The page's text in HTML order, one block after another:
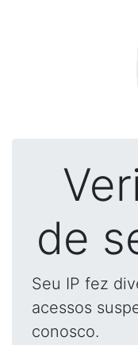
de
Seu IP fez
acessos
conosco.